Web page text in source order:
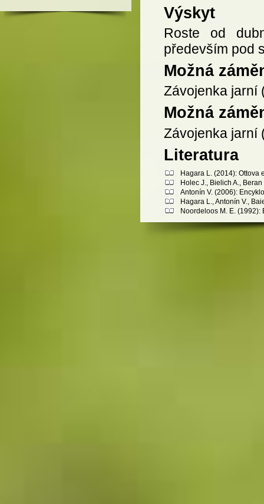
Výskyt
Roste od
především pod
Možná
Závojenka jarní
Možná
Závojenka jarní
Literatura
Hagara L. (2014): Ottova
Holec J., Bielich A.,
Antonín V. (2006):
Hagara L., Antonín V.,
Noordeloos M. E.